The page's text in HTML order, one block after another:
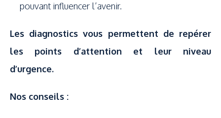
pouvant influencer l’avenir.
Les diagnostics vous permettent de repérer
les points d’attention et leur niveau
d’urgence.
Nos conseils :